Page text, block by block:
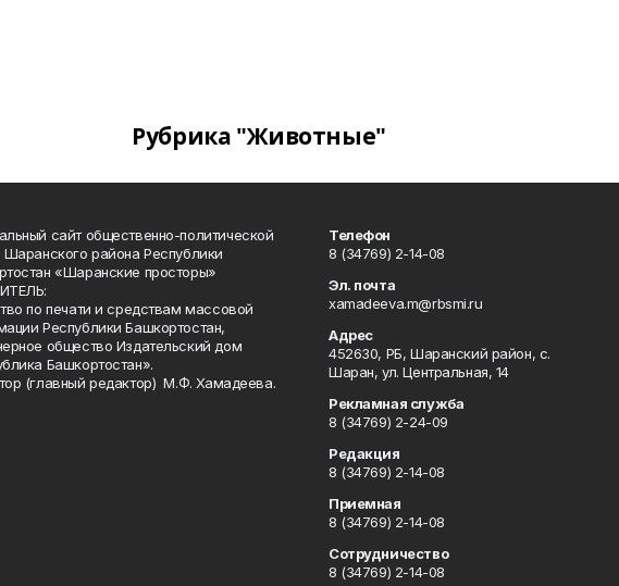
Рубрика "Животные"
сайт общественно-политической
Шаранского района Республики
«Шаранские просторы»
по печати и средствам массовой
Республики Башкортостан,
общество Издательский дом
Башкортостан».
(главный редактор) М.Ф. Хамадеева.
Телефон
8 (34769) 2-14-08
Эл. почта
xamadeeva.m@rbsmi.ru
Адрес
452630, РБ, Шаранский район, с.
Шаран, ул. Центральная, 14
Рекламная служба
8 (34769) 2-24-09
Редакция
8 (34769) 2-14-08
Приемная
8 (34769) 2-14-08
Сотрудничество
8 (34769) 2-14-08